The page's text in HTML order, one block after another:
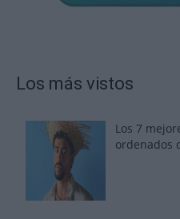
Los más vistos
Los 7
ordenados